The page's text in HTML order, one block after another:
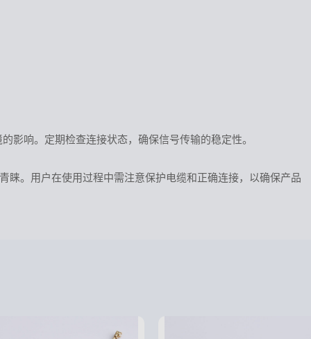
影响。定期检查连接状态，确保信号传输的稳定性。
睐。用户在使用过程中需注意保护电缆和正确连接，以确保产品